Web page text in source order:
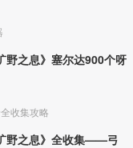
野之息》塞尔达900个呀
收集攻略
野之息》全收集——弓